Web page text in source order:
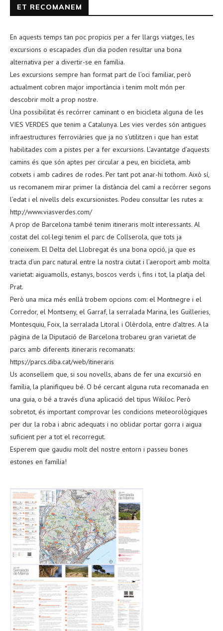
ET RECOMANEM
En aquests temps tan poc propicis per a fer llargs viatges, les
excursions o escapades d’un dia poden resultar una bona
alternativa per a divertir-se en família.
Les excursions sempre han format part de l’oci familiar, però
actualment cobren major importància i tenim molt món per
descobrir molt a prop nostre.
Una possibilitat és recórrer caminant o en bicicleta alguna de les
VIES VERDES que tenim a Catalunya. Les vies verdes són antigues
infraestructures ferroviàries que ja no s’utilitzen i que han estat
habilitades com a pistes per a fer excursions. L’avantatge d’aquests
camins és que són aptes per circular a peu, en bicicleta, amb
cotxets i amb cadires de rodes. Per tant pot anar-hi tothom. Això sí,
us recomanem mirar primer la distància del camí a recórrer segons
l’edat i el nivells dels excursionistes. Podeu consultar les rutes a:
http://www.viasverdes.com/
A prop de Barcelona també tenim itineraris molt interessants. Al
costat del col·legi tenim el parc de Collserola, que tots ja
coneixem. El Delta del Llobregat és una bona opció, ja que es
tracta d’un parc natural entre la nostra ciutat i l’aeroport amb molta
varietat: aiguamolls, estanys, boscos verds i, fins i tot, la platja del
Prat.
Però una mica més enllà trobem opcions com: el Montnegre i el
Corredor, el Montseny, el Garraf, la serralada Marina, les Guilleries,
Montesquiu, Foix, la serralada Litoral i Olèrdola, entre d’altres. A la
pàgina de la Diputació de Barcelona trobareu gran varietat de
parcs amb diferents itineraris recomanats:
https://parcs.diba.cat/web/itineraris
Us aconsellem que, si sou novells, abans de fer una excursió en
família, la planifiqueu bé. O bé cercant alguna ruta recomanada en
una guia, o bé a través d’una aplicació del tipus Wikiloc. Però
sobretot, és important comprovar les condicions meteorològiques
per dur la roba i abric adequats i no oblidar portar gorra i aigua
suficient per a tot el recorregut.
Esperem que gaudiu molt del nostre entorn i passeu bones
estones en família!